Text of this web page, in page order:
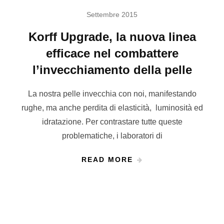
Settembre 2015
Korff Upgrade, la nuova linea
efficace nel combattere
l’invecchiamento della pelle
La nostra pelle invecchia con noi, manifestando
rughe, ma anche perdita di elasticità, luminosità ed
idratazione. Per contrastare tutte queste
problematiche, i laboratori di
READ MORE